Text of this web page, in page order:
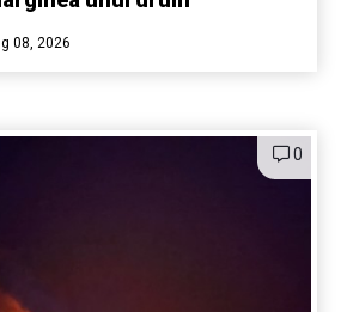
08, 2026
0